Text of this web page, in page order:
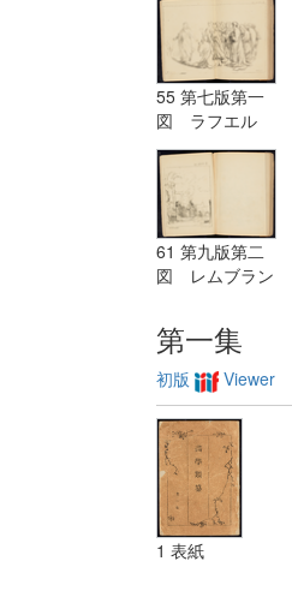
55 第七版第一
図 ラフエル
Raffaelle
61 第九版第二
図 レムブラン
第一集
初版 Viewer
1 表紙